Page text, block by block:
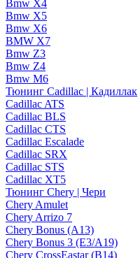
Bmw X4
Bmw X5
Bmw X6
BMW X7
Bmw Z3
Bmw Z4
Bmw М6
Тюнинг Cadillac | Кадиллак
Cadillac ATS
Cadillac BLS
Cadillac CTS
Cadillac Escalade
Cadillac SRX
Cadillac STS
Cadillac XT5
Тюнинг Chery | Чери
Chery Amulet
Chery Arrizo 7
Chery Bonus (A13)
Chery Bonus 3 (E3/A19)
Chery CrossEastar (B14)